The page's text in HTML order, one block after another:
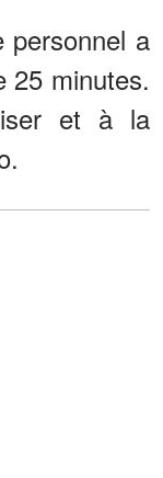
a
25 minutes.
et à la